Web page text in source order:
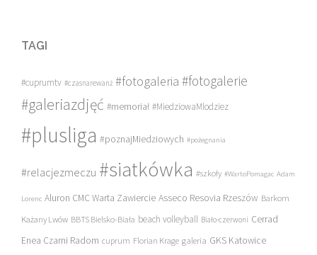
TAGI
#cuprumtv #czasnarewanż #fotogaleria #fotogalerie
#galeriazdjęć #memoriał #MiedziowaMlodziez
#plusliga #poznajMiedziowych #pożegnania
#relacjezmeczu #siatkówka #szkoły #WartoPomagac Adam
Lorenc Aluron CMC Warta Zawiercie Asseco Resovia Rzeszów Barkom
Każany Lwów BBTS Bielsko-Biała beach volleyball Biało-czerwoni Cerrad
Enea Czarni Radom cuprum Florian Krage galeria GKS Katowice